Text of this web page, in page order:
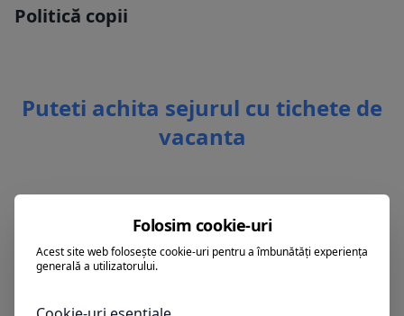
Politică copii
Puteti achita sejurul cu tichete de
vacanta
Alte oferte în Sunny Beach
Folosim cookie-uri
Acest site web folosește cookie-uri pentru a îmbunătăți experiența
generală a utilizatorului.